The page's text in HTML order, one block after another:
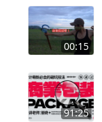
00:15
91:25